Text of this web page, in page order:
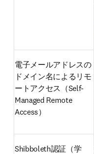
電子メールアドレスの
ドメイン名によるリモ
ートアクセス（Self-
Managed Remote
Access）
Shibboleth認証（学